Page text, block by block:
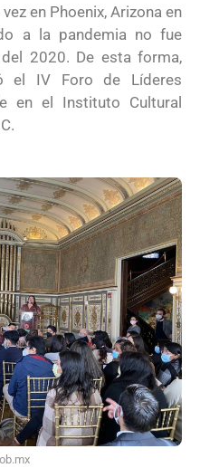
en Phoenix, Arizona en
a la pandemia no fue
2020. De esta forma,
el IV Foro de Líderes
en el Instituto Cultural